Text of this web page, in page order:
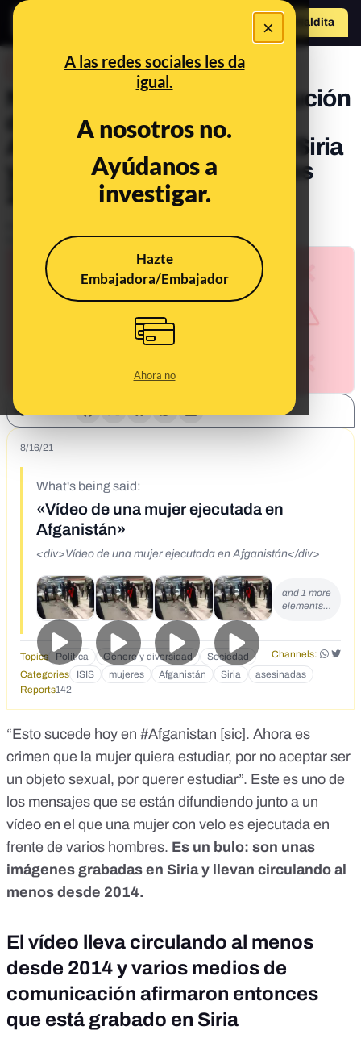
×
A las redes sociales les da
igual.
A nosotros no.
Ayúdanos a
investigar.
Hazte
Embajadora/Embajador
Ahora no
Hazte Maldito
No, este vídeo de una ejecución
de una mujer no es de
Afganistán ni es actual: es Siria
y se difunde desde al menos
Actualizado elAug 20, 2021, 9:28:00 AM
8/16/21
What's being said:
«Vídeo de una mujer ejecutada en
Afganistán»
<div>Vídeo de una mujer ejecutada en Afganistán</div>
and 1 more
elements…
Topics Política Género y diversidad Sociedad
Channels:
Categories
ISIS mujeres Afganistán Siria
asesinadas
Reports142
“Esto sucede hoy en #Afganistan [sic]. Ahora es
crimen que la mujer quiera estudiar, por no aceptar ser
un objeto sexual, por querer estudiar”. Este es uno de
los mensajes que se están difundiendo junto a un
vídeo en el que una mujer con velo es ejecutada en
frente de varios hombres. Es un bulo: son unas
imágenes grabadas en Siria y llevan circulando al
menos desde 2014.
El vídeo lleva circulando al menos
desde 2014 y varios medios de
comunicación afirmaron entonces
que está grabado en Siria